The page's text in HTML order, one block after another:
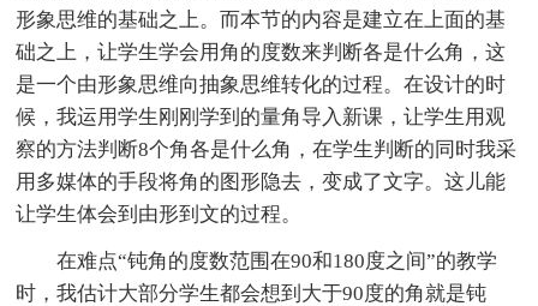
形象思维的基础之上。而本节的内容是建立在上面的基
础之上，让学生学会用角的度数来判断各是什么角，这
是一个由形象思维向抽象思维转化的过程。在设计的时
候，我运用学生刚刚学到的量角导入新课，让学生用观
察的方法判断8个角各是什么角，在学生判断的同时我采
用多媒体的手段将角的图形隐去，变成了文字。这儿能
让学生体会到由形到文的过程。
在难点“钝角的度数范围在90和180度之间”的教学
时，我估计大部分学生都会想到大于90度的角就是钝